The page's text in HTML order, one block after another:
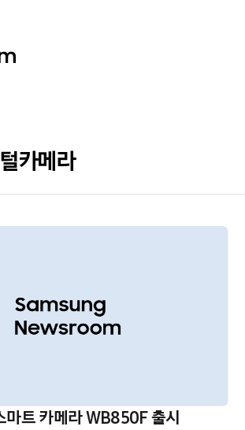
카메라
마트 카메라 WB850F 출시